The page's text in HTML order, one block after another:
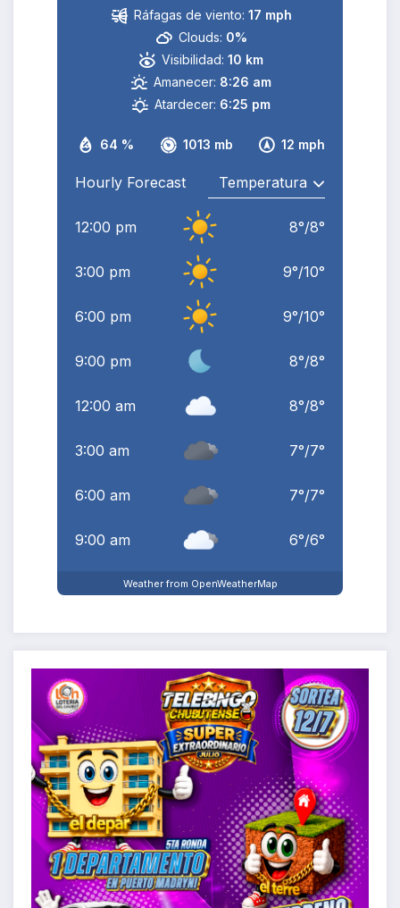
64 % 1013 mb 12 mph
Ráfagas de viento: 17 mph
Clouds: 0%
Visibilidad: 10 km
Amanecer: 8:26 am
Atardecer: 6:25 pm
Hourly Forecast
12:00 pm 8°/8°
3:00 pm 9°/10°
6:00 pm 9°/10°
9:00 pm 8°/8°
12:00 am 8°/8°
3:00 am 7°/7°
6:00 am 7°/7°
9:00 am 6°/6°
Weather from OpenWeatherMap